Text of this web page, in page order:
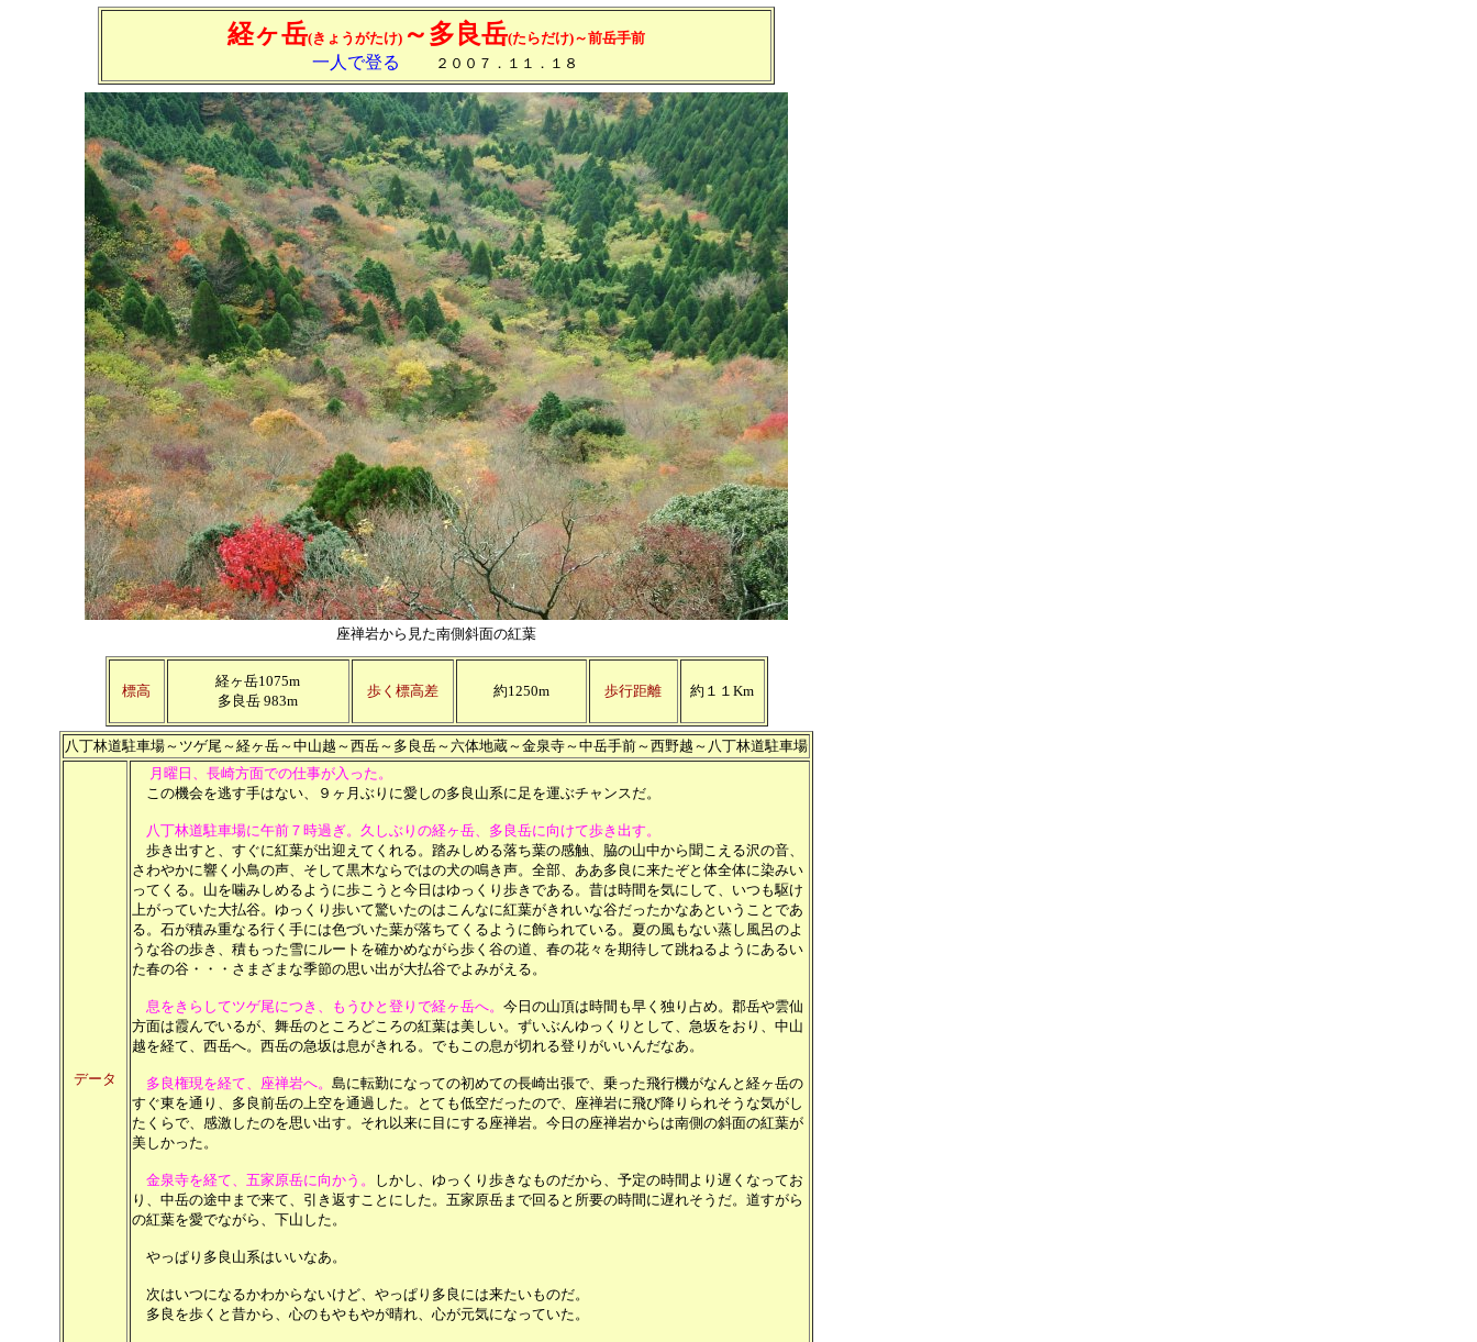
経ヶ岳(きょうがたけ) ～多良岳(たらだけ)～前岳手前
一人で登る ２００７．１１．１８
座禅岩から見た南側斜面の紅葉
標高
経ヶ岳1075m
多良岳 983m
歩く標高差 約1250m 歩行距離 約１１Km
八丁林道駐車場～ツゲ尾～経ヶ岳～中山越～西岳～多良岳～六体地蔵～金泉寺～中岳手前～西野越～八丁林道駐車場
データ
月曜日、長崎方面での仕事が入った。
この機会を逃す手はない、９ヶ月ぶりに愛しの多良山系に足を運ぶチャンスだ。
八丁林道駐車場に午前７時過ぎ。久しぶりの経ヶ岳、多良岳に向けて歩き出す。
歩き出すと、すぐに紅葉が出迎えてくれる。踏みしめる落ち葉の感触、脇の山中から聞こえる沢の音、
さわやかに響く小鳥の声、そして黒木ならではの犬の鳴き声。全部、ああ多良に来たぞと体全体に染みい
ってくる。山を噛みしめるように歩こうと今日はゆっくり歩きである。昔は時間を気にして、いつも駆け
上がっていた大払谷。ゆっくり歩いて驚いたのはこんなに紅葉がきれいな谷だったかなあということであ
る。石が積み重なる行く手には色づいた葉が落ちてくるように飾られている。夏の風もない蒸し風呂のよ
うな谷の歩き、積もった雪にルートを確かめながら歩く谷の道、春の花々を期待して跳ねるようにあるい
た春の谷・・・さまざまな季節の思い出が大払谷でよみがえる。
息をきらしてツゲ尾につき、もうひと登りで経ヶ岳へ。 今日の山頂は時間も早く独り占め。郡岳や雲仙
方面は霞んでいるが、舞岳のところどころの紅葉は美しい。ずいぶんゆっくりとして、急坂をおり、中山
越を経て、西岳へ。西岳の急坂は息がきれる。でもこの息が切れる登りがいいんだなあ。
多良権現を経て、座禅岩へ。 島に転勤になっての初めての長崎出張で、乗った飛行機がなんと経ヶ岳の
すぐ東を通り、多良前岳の上空を通過した。とても低空だったので、座禅岩に飛び降りられそうな気がし
たくらで、感激したのを思い出す。それ以来に目にする座禅岩。今日の座禅岩からは南側の斜面の紅葉が
美しかった。
金泉寺を経て、五家原岳に向かう。
しかし、ゆっくり歩きなものだから、予定の時間より遅くなってお
り、中岳の途中まで来て、引き返すことにした。五家原岳まで回ると所要の時間に遅れそうだ。道すがら
の紅葉を愛でながら、下山した。
やっぱり多良山系はいいなあ。
次はいつになるかわからないけど、やっぱり多良には来たいものだ。
多良を歩くと昔から、心のもやもやが晴れ、心が元気になっていた。